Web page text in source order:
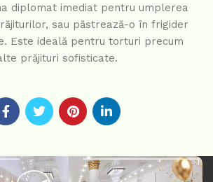
diplomat imediat pentru umplerea
sau păstrează-o în frigider
Este ideală pentru torturi precum
prăjituri sofisticate.